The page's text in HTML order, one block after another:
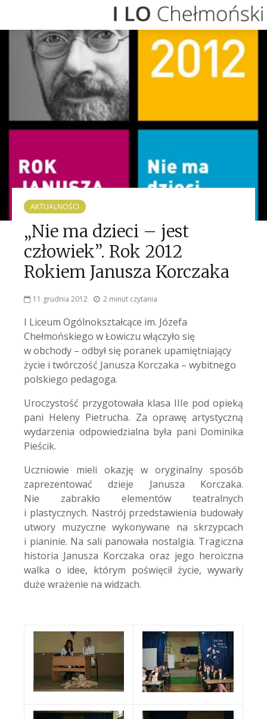
AKTUALNOŚCI
„Nie ma dzieci – jest
człowiek”. Rok 2012
Rokiem Janusza Korczaka
11 grudnia 2012 2 minut czytania
I Liceum Ogólnokształcące im. Józefa
Chełmońskiego w Łowiczu włączyło się
w obchody – odbył się poranek upamiętniający
życie i twórczość Janusza Korczaka – wybitnego
polskiego pedagoga.
Uroczystość przygotowała klasa IIIe pod opieką
pani Heleny Pietrucha. Za oprawę artystyczną
wydarzenia odpowiedzialna była pani Dominika
Pieścik.
Uczniowie mieli okazję w oryginalny sposób
zaprezentować dzieje Janusza Korczaka.
Nie zabrakło elementów teatralnych
i plastycznych. Nastrój przedstawienia budowały
utwory muzyczne wykonywane na skrzypcach
i pianinie. Na sali panowała nostalgia. Tragiczna
historia Janusza Korczaka oraz jego heroiczna
walka o idee, którym poświęcił życie, wywarły
duże wrażenie na widzach.